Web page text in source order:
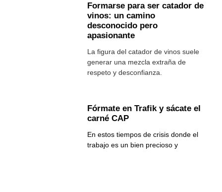
Formarse para ser catador de
vinos: un camino
desconocido pero
apasionante
La figura del catador de vinos suele
generar una mezcla extraña de
respeto y desconfianza.
Fórmate en Trafik y sácate el
carné CAP
En estos tiempos de crisis donde el
trabajo es un bien precioso y